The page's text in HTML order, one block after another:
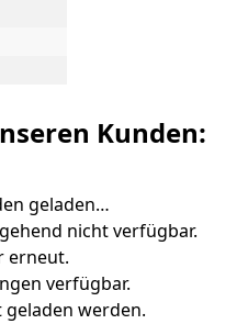
Kunden:
geladen…
nicht verfügbar.
erneut.
verfügbar.
werden.